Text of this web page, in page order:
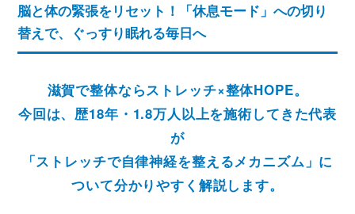
脳と体の緊張をリセット！「休息モード」への切り
替えで、ぐっすり眠れる毎日へ
滋賀で整体ならストレッチ×整体HOPE。
今回は、歴18年・1.8万人以上を施術してきた代表
が
「ストレッチで自律神経を整えるメカニズム」に
ついて分かりやすく解説します。